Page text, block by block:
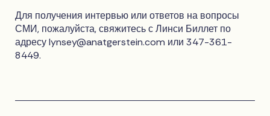
Для получения интервью или ответов на вопросы
СМИ, пожалуйста, свяжитесь с Линси Биллет по
адресуlynsey@anatgerstein.com или 347-361-
8449.